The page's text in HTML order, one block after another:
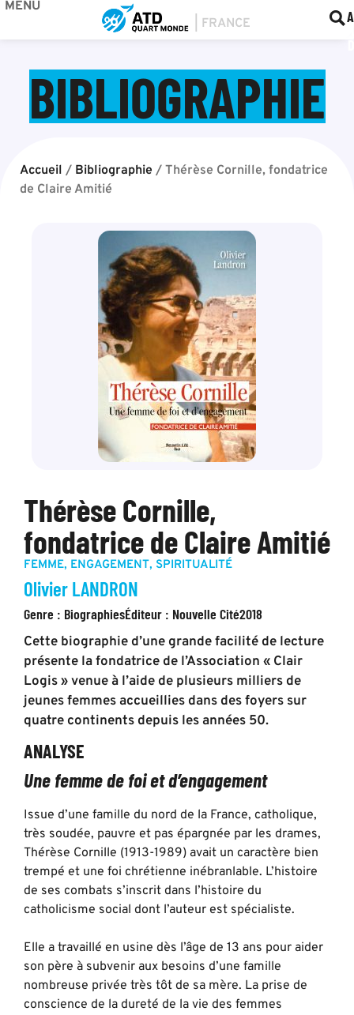
MENU
BIBLIOGRAPHIE
Accueil / Bibliographie / Thérèse Cornille, fondatrice
de Claire Amitié
Thérèse Cornille,
fondatrice de Claire Amitié
FEMME, ENGAGEMENT, SPIRITUALITÉ
Olivier LANDRON
Genre : BiographiesÉditeur : Nouvelle Cité2018
Cette biographie d’une grande facilité de lecture
présente la fondatrice de l’Association « Clair
Logis » venue à l’aide de plusieurs milliers de
jeunes femmes accueillies dans des foyers sur
quatre continents depuis les années 50.
ANALYSE
Une femme de foi et d’engagement
Issue d’une famille du nord de la France, catholique,
très soudée, pauvre et pas épargnée par les drames,
Thérèse Cornille (1913-1989) avait un caractère bien
trempé et une foi chrétienne inébranlable. L’histoire
de ses combats s’inscrit dans l’histoire du
catholicisme social dont l’auteur est spécialiste.
Elle a travaillé en usine dès l’âge de 13 ans pour aider
son père à subvenir aux besoins d’une famille
nombreuse privée très tôt de sa mère. La prise de
conscience de la dureté de la vie des femmes